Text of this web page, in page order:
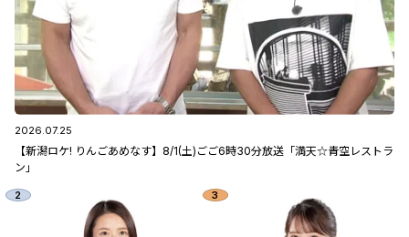
2026.07.25
【新潟ロケ! りんごあめなす】8/1(土)ごご6時30分放送「満天☆青空レストラ
ン」